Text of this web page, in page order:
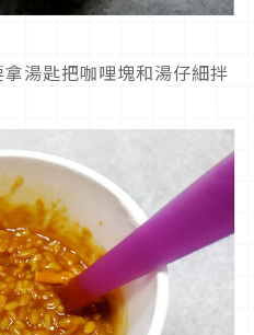
湯匙把咖哩塊和湯仔細拌